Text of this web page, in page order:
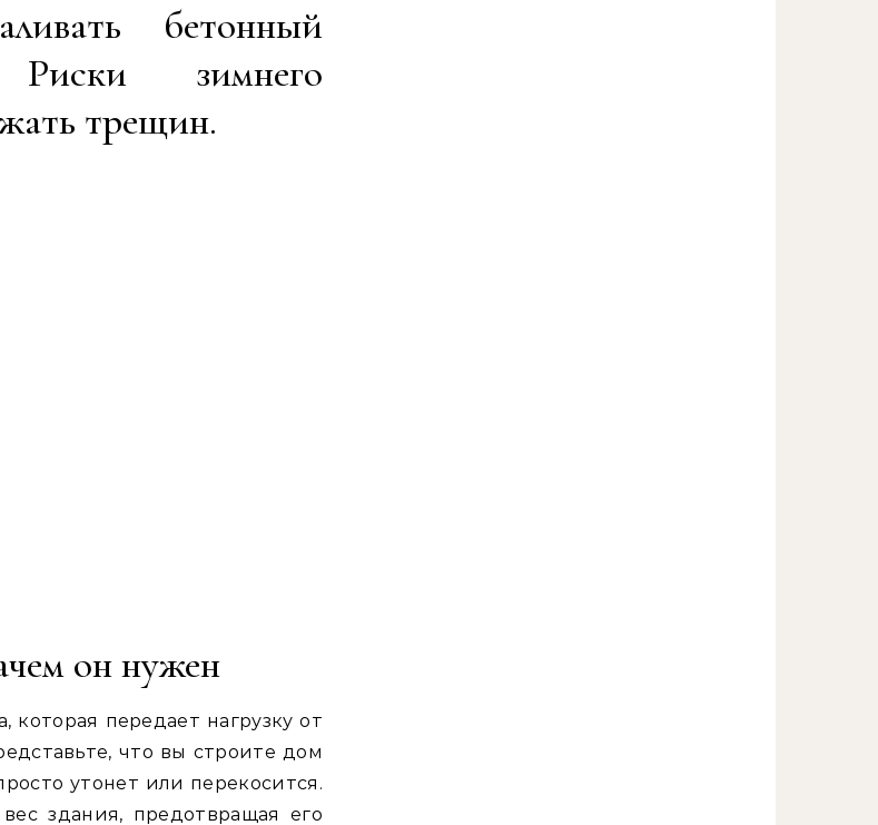
бетонный
зимнего
трещин.
он нужен
передает нагрузку от
что вы строите дом
утонет или перекосится.
здания, предотвращая его